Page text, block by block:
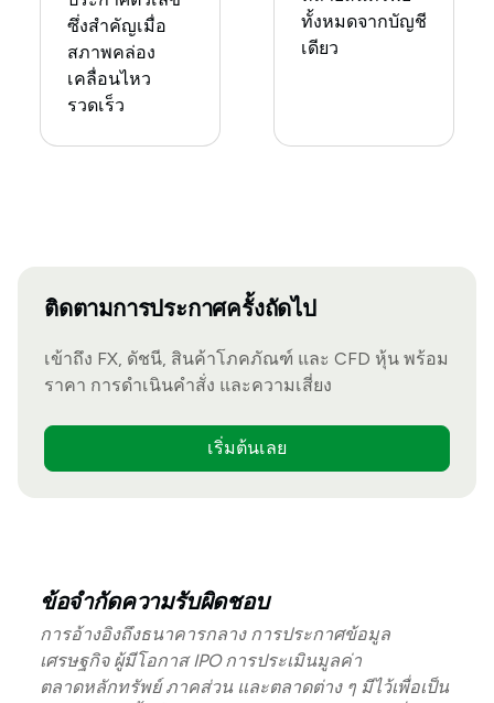
ซึ่งสำคัญเมื่อ
สภาพคล่อง
เคลื่อนไหว
รวดเร็ว
ทั้งหมดจากบัญชี
เดียว
ติดตามการประกาศครั้งถัดไป
เข้าถึง FX, ดัชนี, สินค้าโภคภัณฑ์ และ CFD หุ้น พร้อม
ราคา การดำเนินคำสั่ง และความเสี่ยง
เริ่มต้นเลย
ข้อจำกัดความรับผิดชอบ
การอ้างอิงถึงธนาคารกลาง การประกาศข้อมูล
เศรษฐกิจ ผู้มีโอกาส IPO การประเมินมูลค่า
ตลาดหลักทรัพย์ ภาคส่วน และตลาดต่าง ๆ มีไว้เพื่อเป็น